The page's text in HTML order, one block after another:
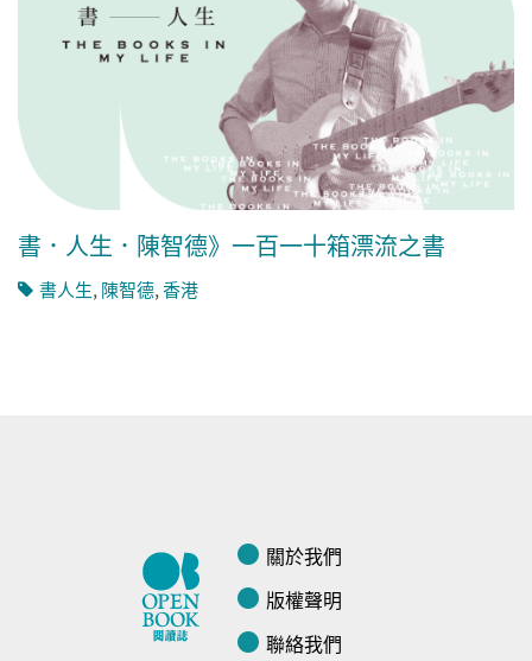
書．人生．陳智德》一百一十箱漂流之書
書人生, 陳智德,香港
關於我們
版權聲明
聯絡我們